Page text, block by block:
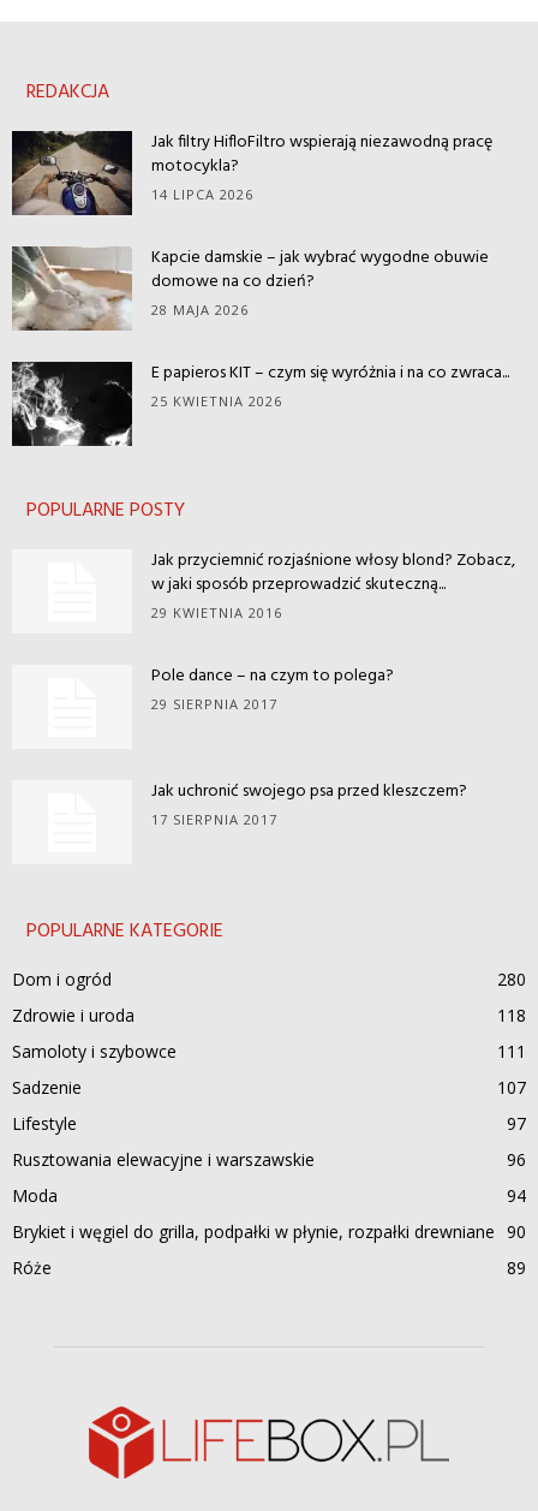
REDAKCJA
Jak filtry HifloFiltro wspierają niezawodną pracę
motocykla?
14 LIPCA 2026
Kapcie damskie – jak wybrać wygodne obuwie
domowe na co dzień?
28 MAJA 2026
E papieros KIT – czym się wyróżnia i na co zwraca...
25 KWIETNIA 2026
POPULARNE POSTY
Jak przyciemnić rozjaśnione włosy blond? Zobacz,
w jaki sposób przeprowadzić skuteczną...
29 KWIETNIA 2016
Pole dance – na czym to polega?
29 SIERPNIA 2017
Jak uchronić swojego psa przed kleszczem?
17 SIERPNIA 2017
POPULARNE KATEGORIE
Dom i ogród
280
Zdrowie i uroda
118
Samoloty i szybowce
111
Sadzenie
107
Lifestyle
97
Rusztowania elewacyjne i warszawskie
96
Moda
94
Brykiet i węgiel do grilla, podpałki w płynie, rozpałki drewniane 90
Róże
89